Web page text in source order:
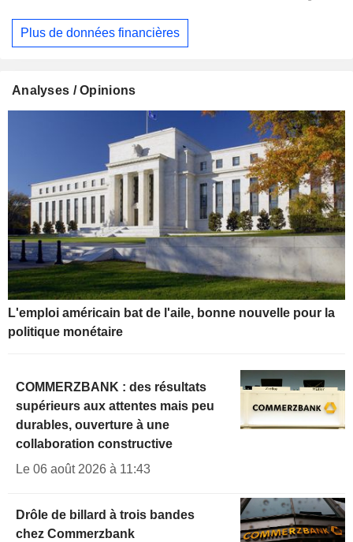
Plus de données financières
Analyses / Opinions
L'emploi américain bat de l'aile, bonne nouvelle pour la
politique monétaire
COMMERZBANK : des résultats
supérieurs aux attentes mais peu
durables, ouverture à une
collaboration constructive
Le 06 août 2026 à 11:43
Drôle de billard à trois bandes
chez Commerzbank